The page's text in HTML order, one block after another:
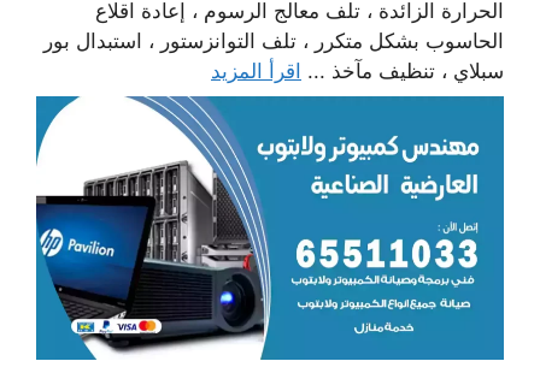
الحرارة الزائدة ، تلف معالج الرسوم ، إعادة اقلاع
الحاسوب بشكل متكرر ، تلف التوانزستور ، استبدال بور
سبلاي ، تنظيف مآخذ ... اقرأ المزيد